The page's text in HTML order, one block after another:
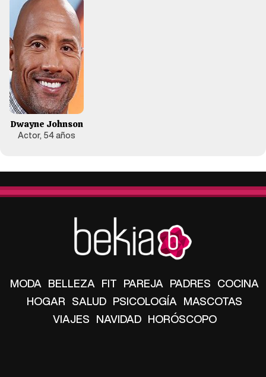
Dwayne Johnson
Actor, 54 años
MODA BELLEZA FIT PAREJA PADRES COCINA
HOGAR SALUD PSICOLOGÍA MASCOTAS
VIAJES NAVIDAD HORÓSCOPO